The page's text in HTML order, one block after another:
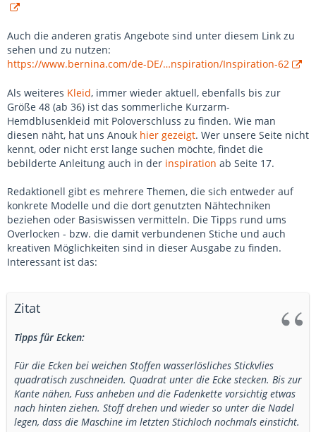
Auch die anderen gratis Angebote sind unter diesem Link zu
sehen und zu nutzen:
https://www.bernina.com/de-DE/…nspiration/Inspiration-62
Als weiteres Kleid, immer wieder aktuell, ebenfalls bis zur
Größe 48 (ab 36) ist das sommerliche Kurzarm-
Hemdblusenkleid mit Poloverschluss zu finden. Wie man
diesen näht, hat uns Anouk hier gezeigt. Wer unsere Seite nicht
kennt, oder nicht erst lange suchen möchte, findet die
bebilderte Anleitung auch in der inspiration ab Seite 17.
Redaktionell gibt es mehrere Themen, die sich entweder auf
konkrete Modelle und die dort genutzten Nähtechniken
beziehen oder Basiswissen vermitteln. Die Tipps rund ums
Overlocken - bzw. die damit verbundenen Stiche und auch
kreativen Möglichkeiten sind in dieser Ausgabe zu finden.
Interessant ist das:
Zitat
Tipps für Ecken:
Für die Ecken bei weichen Stoffen wasserlösliches Stickvlies
quadratisch zuschneiden. Quadrat unter die Ecke stecken. Bis zur
Kante nähen, Fuss anheben und die Fadenkette vorsichtig etwas
nach hinten ziehen. Stoff drehen und wieder so unter die Nadel
legen, dass die Maschine im letzten Stichloch nochmals einsticht.